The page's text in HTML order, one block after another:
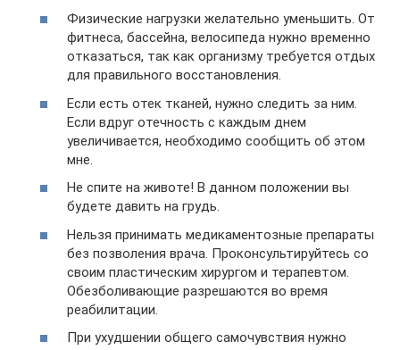
Физические нагрузки желательно уменьшить. От
фитнеса, бассейна, велосипеда нужно временно
отказаться, так как организму требуется отдых
для правильного восстановления.
Если есть отек тканей, нужно следить за ним.
Если вдруг отечность с каждым днем
увеличивается, необходимо сообщить об этом
мне.
Не спите на животе! В данном положении вы
будете давить на грудь.
Нельзя принимать медикаментозные препараты
без позволения врача. Проконсультируйтесь со
своим пластическим хирургом и терапевтом.
Обезболивающие разрешаются во время
реабилитации.
При ухудшении общего самочувствия нужно